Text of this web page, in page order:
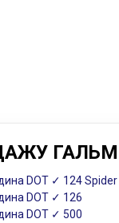
DOT ✓ 124 Spider
DOT ✓ 126
DOT ✓ 500